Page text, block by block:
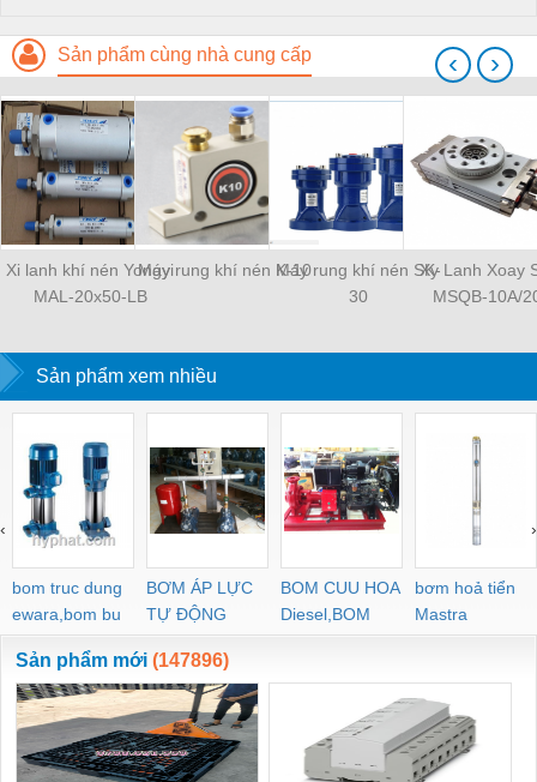
Sản phẩm cùng nhà cung cấp
Xi lanh khí nén Yongyi
MAL-20x50-LB
Máy rung khí nén K-10Máy rung khí nén SK-
30
Xy Lanh Xoay
MSQB-10A/
‹ ›
Sản phẩm xem nhiều
bom truc dung
ewara,bom bu
ewara
BƠM ÁP LỰC
TỰ ĐỘNG
BOM CUU HOA
Diesel,BOM
CHUA CHAY
bơm hoả tiển
Mastra
‹ ›
Sản phẩm mới (147896)